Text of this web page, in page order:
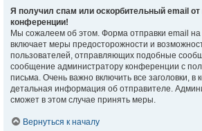
Я получил спам или оскорбительный email от
конференции!
Мы сожалеем об этом. Форма отправки email
включает меры предосторожности и
пользователей, отправляющих подобные
сообщение администратору конференции с
письма. Очень важно включить все заголовки, в
детальная информация об отправителе.
сможет в этом случае принять меры.
Вернуться к началу